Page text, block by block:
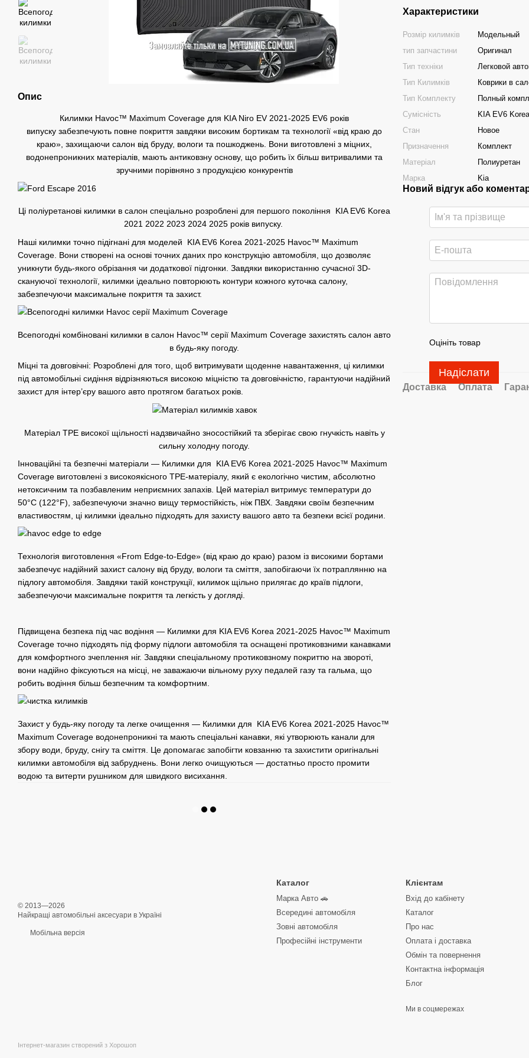
Опис
Килимки Havoc™ Maximum Coverage для KIA Niro EV 2021-2025 EV6 років
випуску забезпечують повне покриття завдяки високим бортикам та технології «від краю до
краю», захищаючи салон від бруду, вологи та пошкоджень. Вони виготовлені з міцних,
водонепроникних матеріалів, мають антиковзну основу, що робить їх більш витривалими та
зручними порівняно з продукцією конкурентів​
Ці поліуретанові килимки в салон спеціально розроблені для першого покоління KIA EV6 Korea
2021 2022 2023 2024 2025 років випуску.
Наші килимки точно підігнані для моделей KIA EV6 Korea 2021-2025 Havoc™ Maximum
Coverage. Вони створені на основі точних даних про конструкцію автомобіля, що дозволяє
уникнути будь-якого обрізання чи додаткової підгонки. Завдяки використанню сучасної 3D-
скануючої технології, килимки ідеально повторюють контури кожного куточка салону,
забезпечуючи максимальне покриття та захист.
Всепогодні комбіновані килимки в салон Havoc™ серії Maximum Coverage захистять салон авто
в будь-яку погоду.
Міцні та довговічні: Розроблені для того, щоб витримувати щоденне навантаження, ці килимки
під автомобільні сидіння відрізняються високою міцністю та довговічністю, гарантуючи надійний
захист для інтер’єру вашого авто протягом багатьох років.
Матеріал TPE високої щільності надзвичайно зносостійкий та зберігає свою гнучкість навіть у
сильну холодну погоду.
Інноваційні та безпечні матеріали — Килимки для KIA EV6 Korea 2021-2025 Havoc™ Maximum
Coverage виготовлені з високоякісного TPE-матеріалу, який є екологічно чистим, абсолютно
нетоксичним та позбавленим неприємних запахів. Цей матеріал витримує температури до
50°C (122°F), забезпечуючи значно вищу термостійкість, ніж ПВХ. Завдяки своїм безпечним
властивостям, ці килимки ідеально підходять для захисту вашого авто та безпеки всієї родини.
Технологія виготовлення «From Edge-to-Edge» (від краю до краю) разом із високими бортами
забезпечує надійний захист салону від бруду, вологи та сміття, запобігаючи їх потраплянню на
підлогу автомобіля. Завдяки такій конструкції, килимок щільно прилягає до країв підлоги,
забезпечуючи максимальне покриття та легкість у догляді.
Підвищена безпека під час водіння — Килимки для KIA EV6 Korea 2021-2025 Havoc™ Maximum
Coverage точно підходять під форму підлоги автомобіля та оснащені протиковзними канавками
для комфортного зчеплення ніг. Завдяки спеціальному протиковзному покриттю на звороті,
вони надійно фіксуються на місці, не заважаючи вільному руху педалей газу та гальма, що
робить водіння більш безпечним та комфортним.
Захист у будь-яку погоду та легке очищення — Килимки для KIA EV6 Korea 2021-2025 Havoc™
Maximum Coverage водонепроникні та мають спеціальні канавки, які утворюють канали для
збору води, бруду, снігу та сміття. Це допомагає запобігти ковзанню та захистити оригінальні
килимки автомобіля від забруднень. Вони легко очищуються — достатньо просто промити
водою та витерти рушником для швидкого висихання.
Характеристики
Розмір килимків
Модельный
тип запчастини
Оригинал
Тип техніки
Легковой
Тип Килимків
Коврики в
Тип Комплекту
Полный
Сумісність
KIA EV6
Стан
Новое
Призначення
Комплект
Матеріал
Полиуретан
Марка
Kia
Новий відгук або
Оцініть товар
Надіслати
Доставка Оплата
© 2013—2026
Найкращі автомобільні аксесуари в Україні
Мобільна версія
Інтернет-магазин створений з Хорошоп
Каталог
Марка Авто 🚗
Всередині автомобіля
Зовні автомобіля
Професійні інструменти
Клієнтам
Вхід до кабінету
Каталог
Про нас
Оплата і доставка
Обмін та повернення
Контактна інформація
Блог
Ми в соцмережах